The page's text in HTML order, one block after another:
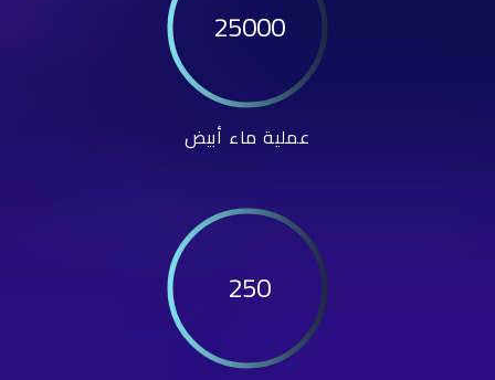
25000
عملية ماء أبيض
250